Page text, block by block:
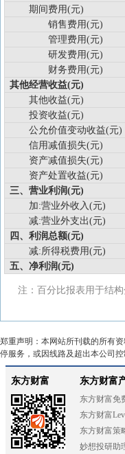
期间费用(元)
销售费用(元)
管理费用(元)
研发费用(元)
财务费用(元)
其他经营收益(元)
其他收益(元)
投资收益(元)
公允价值变动收益(元)
信用减值损失(元)
资产减值损失(元)
资产处置收益(元)
三、营业利润(元)
加:营业外收入(元)
减:营业外支出(元)
四、利润总额(元)
减:所得税费用(元)
五、净利润(元)
注：百分比报表用于结
郑重声明：本网站所刊载的所有
停服务，或因线路及超出本公司